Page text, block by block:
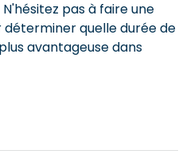
pas à faire une
déterminer quelle durée de
avantageuse dans